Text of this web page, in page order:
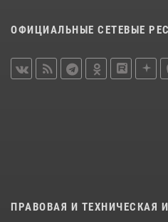
ОФИЦИАЛЬНЫЕ СЕТЕВЫЕ
ПРАВОВАЯ И ТЕХНИЧЕСКАЯ